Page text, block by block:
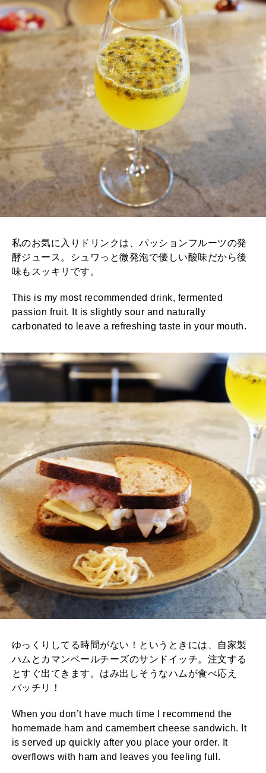
私のお気に入りドリンクは、パッションフルーツの発
酵ジュース。シュワっと微発泡で優しい酸味だから後
味もスッキリです。
This is my most recommended drink, fermented
passion fruit. It is slightly sour and naturally
carbonated to leave a refreshing taste in your mouth.
ゆっくりしてる時間がない！というときには、自家製
ハムとカマンベールチーズのサンドイッチ。注文する
とすぐ出てきます。はみ出しそうなハムが食べ応え
バッチリ！
When you don’t have much time I recommend the
homemade ham and camembert cheese sandwich. It
is served up quickly after you place your order. It
overflows with ham and leaves you feeling full.